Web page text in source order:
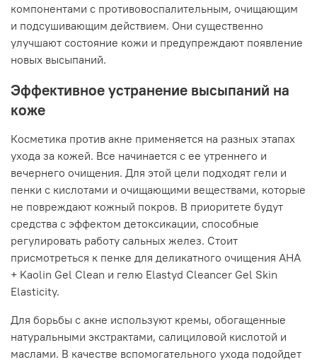
компонентами с противовоспалительным, очищающим
и подсушивающим действием. Они существенно
улучшают состояние кожи и предупреждают появление
новых высыпаний.
Эффективное устранение высыпаний на
коже
Косметика против акне применяется на разных этапах
ухода за кожей. Все начинается с ее утреннего и
вечернего очищения. Для этой цели подходят гели и
пенки с кислотами и очищающими веществами, которые
не повреждают кожный покров. В приоритете будут
средства с эффектом детоксикации, способные
регулировать работу сальных желез. Стоит
присмотреться к пенке для деликатного очищения AHA
+ Kaolin Gel Clean и гелю Elastyd Cleancer Gel Skin
Elasticity.
Для борьбы с акне используют кремы, обогащенные
натуральными экстрактами, салициловой кислотой и
маслами. В качестве вспомогательного ухода подойдет